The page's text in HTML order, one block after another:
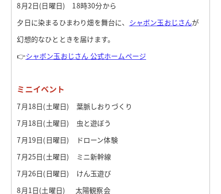
8月2日(日曜日) 18時30分から
夕日に染まるひまわり畑を舞台に、 シャボン玉おじさんが
幻想的なひとときを届けます。
👉シャボン玉おじさん 公式ホームページ
ミニイベント
7月18日(土曜日) 葉脈しおりづくり
7月18日(土曜日) 虫と遊ぼう
7月19日(日曜日) ドローン体験
7月25日(土曜日) ミニ新幹線
7月26日(日曜日) けん玉遊び
8月1日(土曜日) 太陽観察会